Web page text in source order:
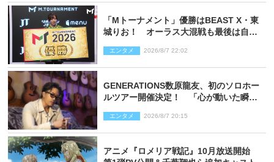
「Mトーナメント」優勝はBEAST X・東
城りお！ オーラス大混戦も最後は自ら
エンタメ 2026/8/7 22:02
GENERATIONS数原龍友、初のソロホー
ルツアー開催決定！ 「心が動いた瞬間
エンタメ 2026/8/7 20:15
アニメ『ロメリア戦記』10月放送開始